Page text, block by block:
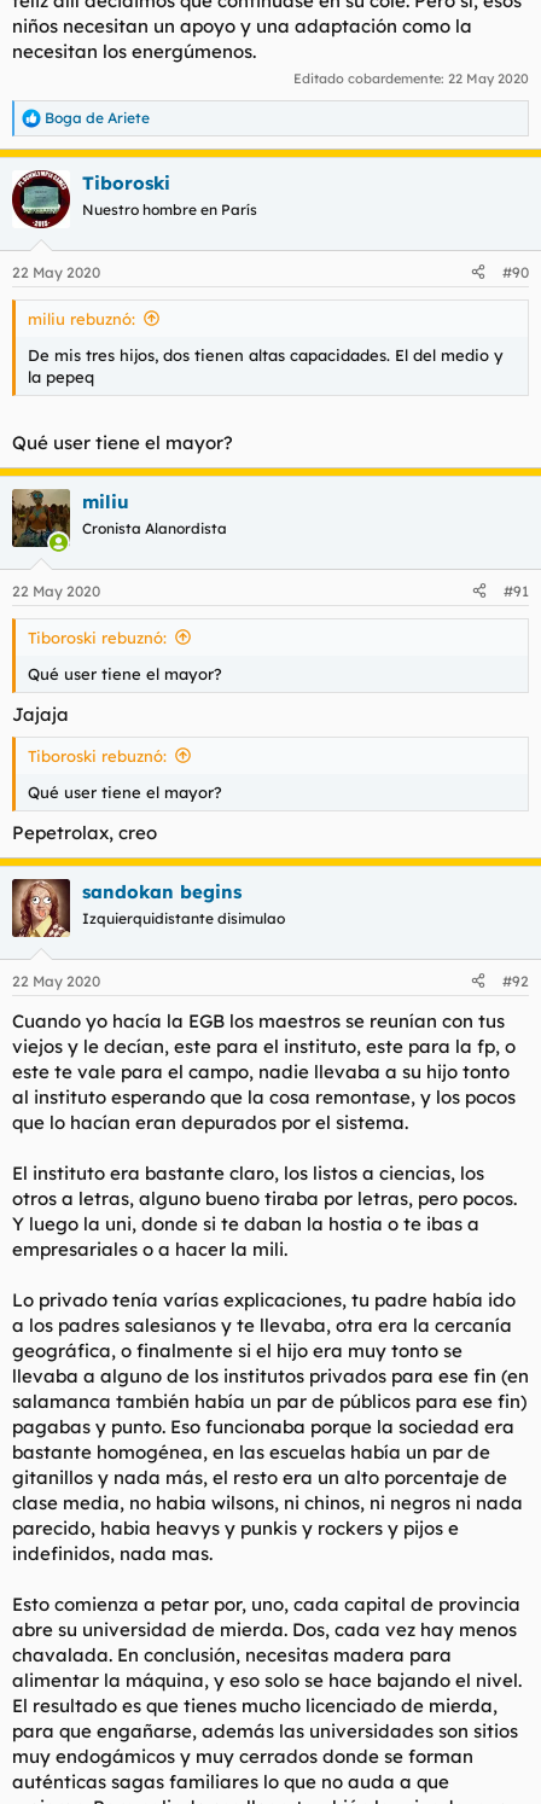
Nunca para mí cráneo privilegiado, el Albal para fumar los
chinos. Pulmón es bien.
niños necesitan un apoyo y una adaptación como la
necesitan los energúmenos.
Editado cobardemente: 22 May 2020
R
e
a
c
c
i
e
s
Boga de Ariete
Tiboroski
Nuestro hombre en París
22 May 2020 #90
miliu rebuznó:
De mis tres hijos, dos tienen altas capacidades. El del medio y
la pepeq
Qué user tiene el mayor?
miliu
Cronista Alanordista
22 May 2020 #91
Tiboroski rebuznó:
Qué user tiene el mayor?
Jajaja
Tiboroski rebuznó:
Qué user tiene el mayor?
Pepetrolax, creo
sandokan begins
Izquierquidistante disimulao
22 May 2020 #92
Cuando yo hacía la EGB los maestros se reunían con tus
viejos y le decían, este para el instituto, este para la fp, o
este te vale para el campo, nadie llevaba a su hijo tonto
al instituto esperando que la cosa remontase, y los pocos
que lo hacían eran depurados por el sistema.
El instituto era bastante claro, los listos a ciencias, los
otros a letras, alguno bueno tiraba por letras, pero pocos.
Y luego la uni, donde si te daban la hostia o te ibas a
empresariales o a hacer la mili.
Lo privado tenía varías explicaciones, tu padre había ido
a los padres salesianos y te llevaba, otra era la cercanía
geográfica, o finalmente si el hijo era muy tonto se
llevaba a alguno de los institutos privados para ese fin (en
salamanca también había un par de públicos para ese fin)
pagabas y punto. Eso funcionaba porque la sociedad era
bastante homogénea, en las escuelas había un par de
gitanillos y nada más, el resto era un alto porcentaje de
clase media, no habia wilsons, ni chinos, ni negros ni nada
parecido, habia heavys y punkis y rockers y pijos e
indefinidos, nada mas.
Esto comienza a petar por, uno, cada capital de provincia
abre su universidad de mierda. Dos, cada vez hay menos
chavalada. En conclusión, necesitas madera para
alimentar la máquina, y eso solo se hace bajando el nivel.
El resultado es que tienes mucho licenciado de mierda,
para que engañarse, además las universidades son sitios
muy endogámicos y muy cerrados donde se forman
auténticas sagas familiares lo que no auda a que